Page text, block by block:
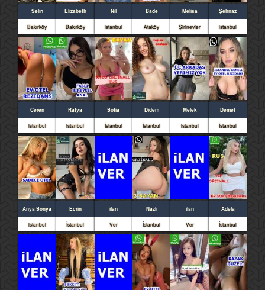
Selin
Bakırköy
Elizabeth
Bakırköy
Nil
istanbul
Bade
Ataköy
Melisa
Şirinevler
Şehnaz
istanbul
Ceren
istanbul
Rafya
istanbul
Sofia
İstanbul
Didem
İstanbul
Melek
istanbul
Demet
İstanbul
Anya Sonya
istanbul
Ecrin
İstanbul
ilan
Ver
Nazlı
İstanbul
ilan
Ver
Adela
İstanbul